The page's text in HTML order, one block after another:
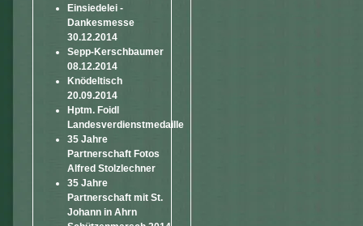
Einsiedelei -
Dankesmesse
30.12.2014
Sepp-Kerschbaumer
08.12.2014
Knödeltisch
20.09.2014
Hptm. Foidl
Landesverdienstmedaille
35 Jahre
Partnerschaft Fotos
Alfred Stolzlechner
35 Jahre
Partnerschaft mit St.
Johann in Ahrn